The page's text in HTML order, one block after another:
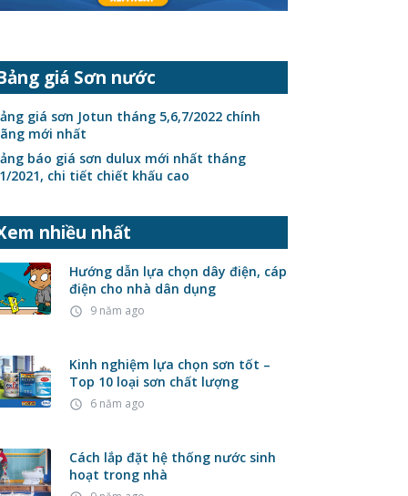
giá Sơn nước
giá sơn Jotun tháng 5,6,7/2022 chính
mới nhất
báo giá sơn dulux mới nhất tháng
2021, chi tiết chiết khấu cao
nhiều nhất
Hướng dẫn lựa chọn dây điện, cáp
điện cho nhà dân dụng
access_time 9 năm ago
Kinh nghiệm lựa chọn sơn tốt –
Top 10 loại sơn chất lượng
access_time 6 năm ago
Cách lắp đặt hệ thống nước sinh
hoạt trong nhà